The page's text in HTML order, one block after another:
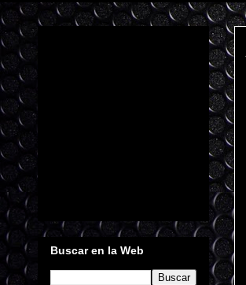
Buscar en la Web